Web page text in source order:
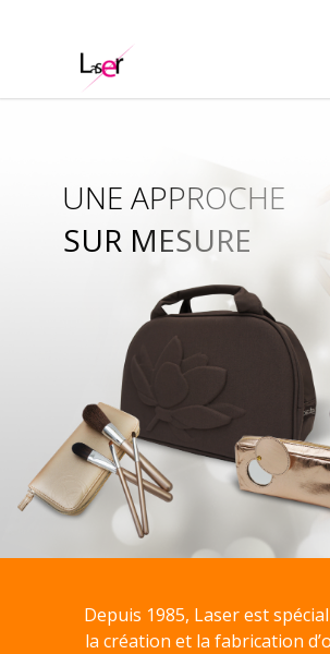
SUR MESURE
UNE APPROCHE
Depuis 1985, Laser est
la création et la fabrication